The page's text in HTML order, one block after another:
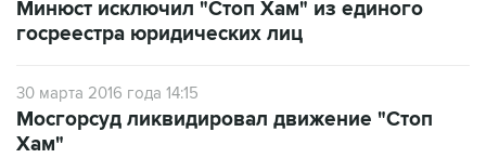
Минюст исключил "Стоп Хам" из единого
госреестра юридических лиц
30 марта 2016 года 14:15
Мосгорсуд ликвидировал движение "Стоп
Хам"